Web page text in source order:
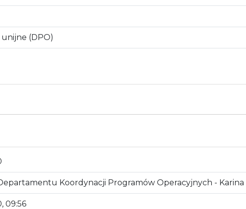
(DPO)
Koordynacji Programów Operacyjnych -
09:56